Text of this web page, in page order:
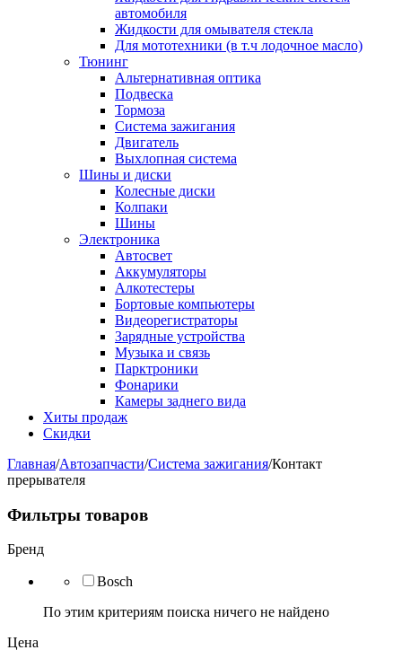
автомобиля
Жидкости для омывателя стекла
Для мототехники (в т.ч лодочное масло)
Тюнинг
Альтернативная оптика
Подвеска
Тормоза
Система зажигания
Двигатель
Выхлопная система
Шины и диски
Колесные диски
Колпаки
Шины
Электроника
Автосвет
Аккумуляторы
Алкотестеры
Бортовые компьютеры
Видеорегистраторы
Зарядные устройства
Музыка и связь
Парктроники
Фонарики
Камеры заднего вида
Хиты продаж
Скидки
Главная/Автозапчасти/Система зажигания/Контакт
прерывателя
Фильтры товаров
Бренд
Bosch
По этим критериям поиска ничего не найдено
Цена